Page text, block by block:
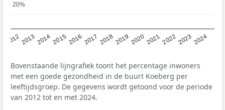
201220132014201520162017 20182019 20202021202220232024
20%
20%
Bovenstaande lijngrafiek toont het percentage inwoners
met een goede gezondheid in de buurt Koeberg per
leeftijdsgroep. De gegevens wordt getoond voor de periode
van 2012 tot en met 2024.